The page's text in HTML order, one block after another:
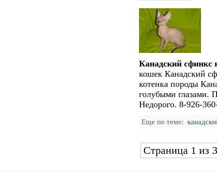
Канадский сфинкс
кошек Канадский
котенка породы
голубыми глазами.
Недорого. 8-926-
Еще по теме:
Страница 1 из